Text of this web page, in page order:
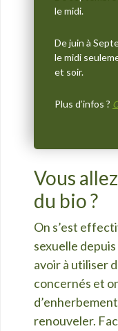
le midi.
De juin à
le midi
et soir.
Plus d’infos ?
Vous
du bio ?
On s’est
sexuelle
avoir à utiliser
concernés et
renouveler.